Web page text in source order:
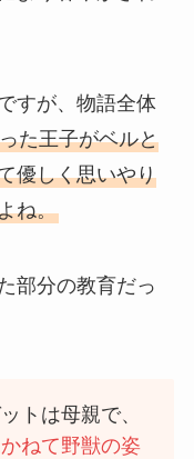
すが、物語全体
た王子がベルと
優しく思いやり
ね。
部分の教育だっ
トは母親で、
ねて野獣の姿